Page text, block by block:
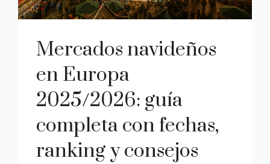
Mercados navideños
en Europa
2025/2026: guía
completa con fechas,
ranking y consejos